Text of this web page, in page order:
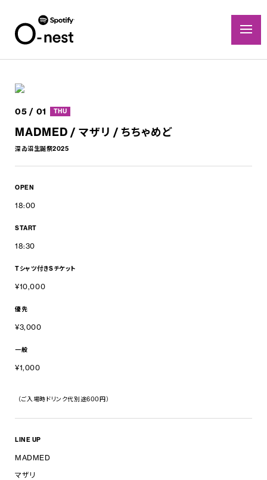
05 / 01 THU
MADMED / マザリ / ちちゃめど
深ゐ沼生誕祭2025
OPEN
18:00
START
18:30
Tシャツ付きSチケット
¥10,000
優先
¥3,000
一般
¥1,000
（ご入場時ドリンク代別途600円）
LINE UP
MADMED
マザリ